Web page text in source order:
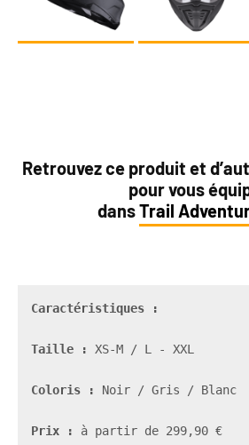
Retrouvez ce produit et
pour vous
dansTrail
Taille : XS-M / L - XXL
Coloris : Noir / Gris / Blanc
Prix : à partir de 299,90 €